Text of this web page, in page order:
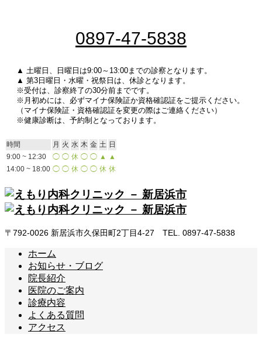
0897-47-5838
▲ 土曜日、日曜日は9:00～13:00までの診察となります。
▲ 第3日曜日・水曜・祝祭日は、休診となります。
※受付は、診察終了の30分前までです。
※月初めには、必ずマイナ保険証か資格確認証をご提示ください。
（マイナ保険証・資格確認証を変更の際はご連絡ください）
※健康診断は、予約制となっております。
時間 月 火 水 木 金 土 日
9:00 ~ 12:30
◯ ◯ 休 ◯ ◯ ▲ ▲
14:00 ~ 18:00 ◯ ◯ 休 ◯ ◯ 休 休
〒792-0026 新居浜市久保田町2丁目4-27 TEL. 0897-47-5838
ホーム
お知らせ・ブログ
院長紹介
医院のご案内
診療内容
よくある質問
アクセス